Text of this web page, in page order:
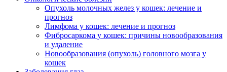
Опухоль молочных желез у кошек: лечение и
прогноз
Лимфома у кошек: лечение и прогноз
Фибросаркома у кошек: причины новообразования
и удаление
Новообразования (опухоль) головного мозга у
кошек